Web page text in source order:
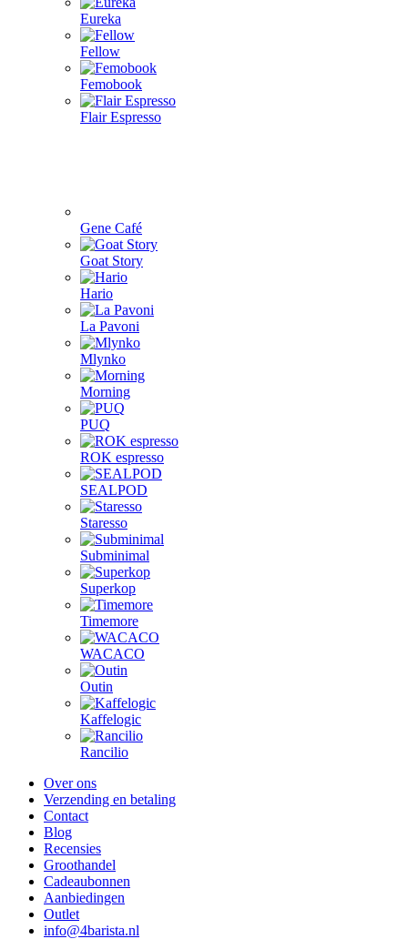
Eureka
Fellow
Femobook
Flair Espresso
Gene Café
Goat Story
Hario
La Pavoni
Mlynko
Morning
PUQ
ROK espresso
SEALPOD
Staresso
Subminimal
Superkop
Timemore
WACACO
Outin
Kaffelogic
Rancilio
Over ons
Verzending en betaling
Contact
Blog
Recensies
Groothandel
Cadeaubonnen
Aanbiedingen
Outlet
info@4barista.nl